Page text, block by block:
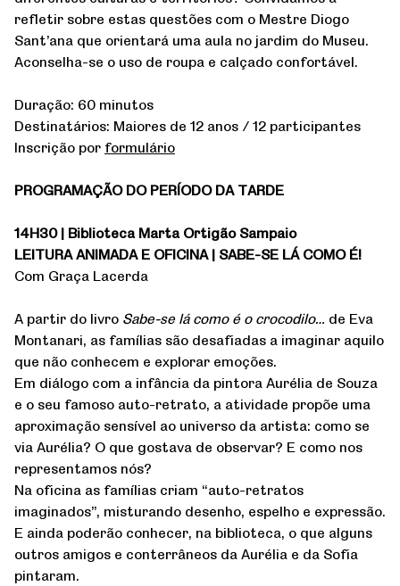
refletir sobre estas questões com o Mestre Diogo
Sant’ana que orientará uma aula no jardim do Museu.
Aconselha-se o uso de roupa e calçado confortável.
Duração: 60 minutos
Destinatários: Maiores de 12 anos / 12 participantes
Inscrição por formulário
PROGRAMAÇÃO DO PERÍODO DA TARDE
14H30 | Biblioteca Marta Ortigão Sampaio
LEITURA ANIMADA E OFICINA | SABE-SE LÁ COMO É!
Com Graça Lacerda
A partir do livro Sabe-se lá como é o crocodilo… de Eva
Montanari, as famílias são desafiadas a imaginar aquilo
que não conhecem e explorar emoções.
Em diálogo com a infância da pintora Aurélia de Souza
e o seu famoso auto-retrato, a atividade propõe uma
aproximação sensível ao universo da artista: como se
via Aurélia? O que gostava de observar? E como nos
representamos nós?
Na oficina as famílias criam “auto-retratos
imaginados”, misturando desenho, espelho e expressão.
E ainda poderão conhecer, na biblioteca, o que alguns
outros amigos e conterrâneos da Aurélia e da Sofia
pintaram.